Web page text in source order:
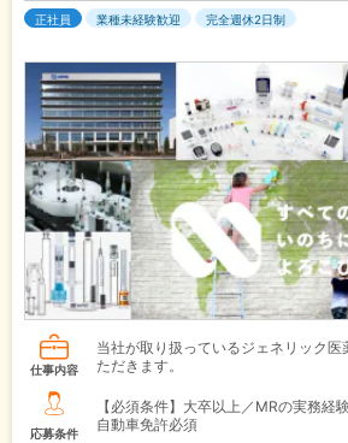
正社員 業種未経験歓迎 完全週休2日制
仕事内容
当社が取り扱っているジェネリック
ただきます。
応募条件
【必須条件】大卒以上／MRの実務
自動車免許必須